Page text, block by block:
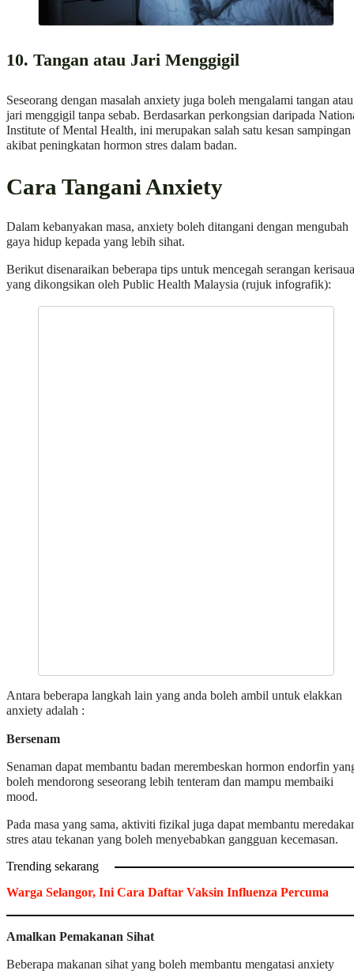
10. Tangan atau Jari Menggigil
Seseorang dengan masalah anxiety juga boleh mengalami tangan atau
jari menggigil tanpa sebab. Berdasarkan perkongsian daripada
Institute of Mental Health, ini merupakan salah satu kesan sampingan
akibat peningkatan hormon stres dalam badan.
Cara Tangani Anxiety
Dalam kebanyakan masa, anxiety boleh ditangani dengan mengubah
gaya hidup kepada yang lebih sihat.
Berikut disenaraikan beberapa tips untuk mencegah serangan
yang dikongsikan oleh Public Health Malaysia (rujuk infografik):
Antara beberapa langkah lain yang anda boleh ambil untuk elakkan
anxiety adalah :
Bersenam
Senaman dapat membantu badan merembeskan hormon endorfin
boleh mendorong seseorang lebih tenteram dan mampu membaiki
mood.
Pada masa yang sama, aktiviti fizikal juga dapat membantu
stres atau tekanan yang boleh menyebabkan gangguan kecemasan.
Trending sekarang
Warga Selangor, Ini Cara Daftar Vaksin Influenza Percuma
Amalkan Pemakanan Sihat
Beberapa makanan sihat yang boleh membantu mengatasi anxiety